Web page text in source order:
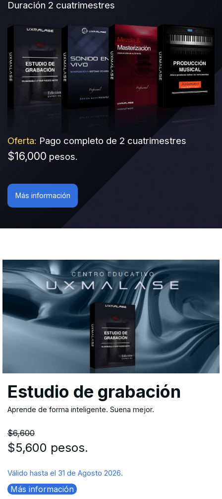
Duración 2 cuatrimestres
Oferta: Pago completo de 2 cuatrimestres
$16,000 pesos.
Más información
Estudio de grabación
Aprende de forma inteligente. Suena mejor.
$6,600
$5,600 pesos.
Válido hasta el 31 de Agosto 2026.
Más información